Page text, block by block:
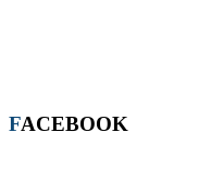
FACEBOOK